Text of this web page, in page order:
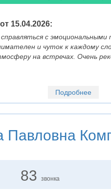
15.04.2026:
с эмоциональными
и чуток к каждому
на встречах. Очень
Подробнее
Павловна
83 звонка